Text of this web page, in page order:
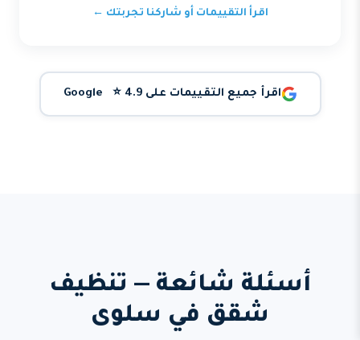
اقرأ التقييمات أو شاركنا تجربتك ←
اقرأ جميع التقييمات على Google ⭐ 4.9
أسئلة شائعة — تنظيف
شقق في سلوى